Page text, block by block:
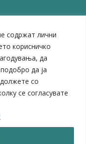
содржат лични
корисничко
да
да ја
со
се согласувате
самоуправа
регион